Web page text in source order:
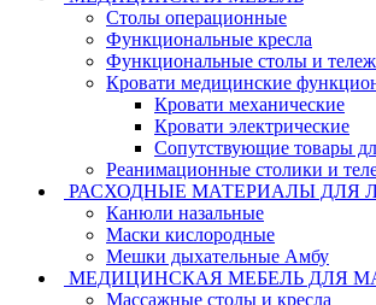
Столы операционные
Функциональные кресла
Функциональные столы и
Кровати медицинские
Кровати механические
Кровати электрические
Сопутствующие товары
Реанимационные столики и
РАСХОДНЫЕ МАТЕРИАЛЫ ДЛЯ
Канюли назальные
Маски кислородные
Мешки дыхательные Амбу
МЕДИЦИНСКАЯ МЕБЕЛЬ ДЛЯ
Массажные столы и кресла